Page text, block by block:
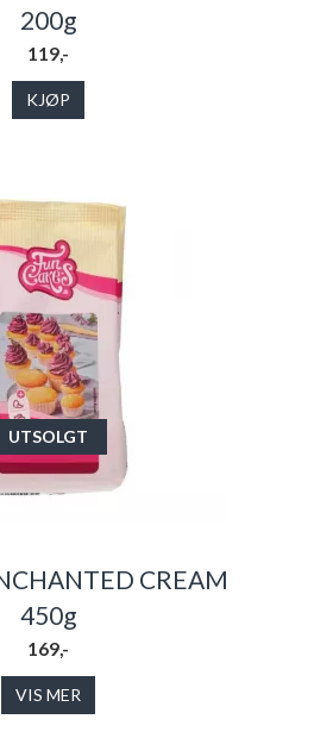
200g
119,-
KJØP
UTSOLGT
CREAM
450g
169,-
VIS MER